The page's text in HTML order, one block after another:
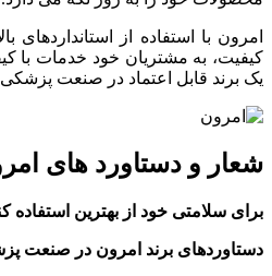
امرون با استفاده از
کیفیت، به مشتریان خود خدمات با
یک برند قابل اعتماد در صنعت
شعار و دستاورد های
برای سلامتی خود از بهترین استفاده
دستاوردهای برند امرون در صنعت